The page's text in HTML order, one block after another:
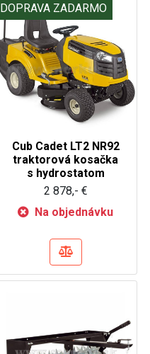
DOPRAVA ZADARMO
Cub Cadet LT2 NR92
traktorová kosačka
s hydrostatom
2 878,- €
Na objednávku